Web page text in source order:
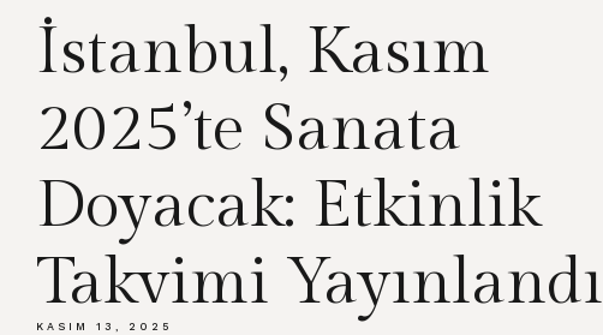
İstanbul, Kasım
2025’te Sanata
Doyacak: Etkinlik
Takvimi Yayınlandı
KASIM 13, 2025